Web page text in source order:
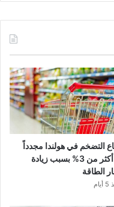
التضخم في هولندا مجدداً
إلى أكثر من 3% بسبب زيادة
الطاقة